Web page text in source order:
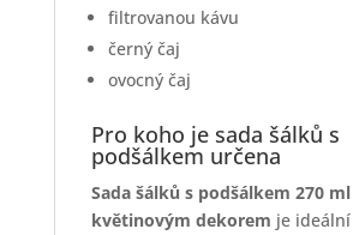
filtrovanou kávu
černý čaj
ovocný čaj
Pro koho je sada šálků s
podšálkem určena
Sada šálků s podšálkem 270
květinovým dekorem je